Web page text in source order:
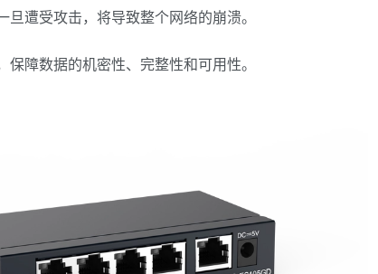
遭受攻击，将导致整个网络的崩溃。
障数据的机密性、完整性和可用性。